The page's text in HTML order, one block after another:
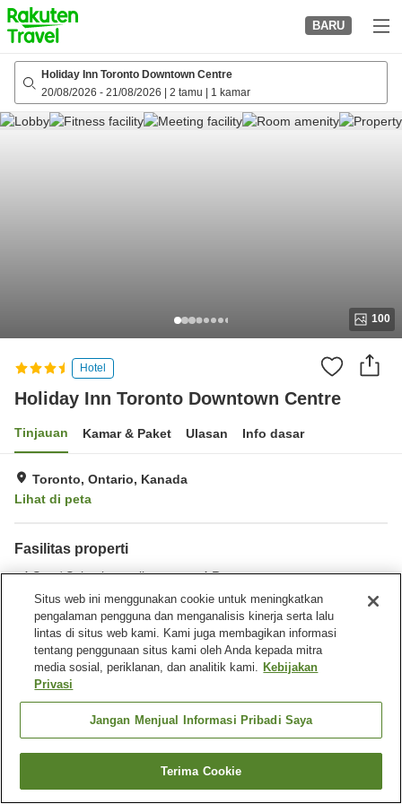
to
top
page
BARU
Holiday Inn Toronto Downtown Centre
20/08/2026 - 21/08/2026 2 tamu 1 kamar
100
Hotel
Holiday Inn Toronto Downtown Centre
Tinjauan Kamar & Paket Ulasan Info dasar
Toronto, Ontario, Kanada
Lihat di peta
Fasilitas properti
Spa / Salon kecantikan
Restoran
Bar
Benar-benar bebas rokok
Beranda Kanada Ontario
Toronto
Holiday Inn Toronto Downtown Centre
Cari kamar
Situs web ini menggunakan cookie untuk meningkatkan
pengalaman pengguna dan menganalisis kinerja serta lalu
lintas di situs web kami. Kami juga membagikan informasi
tentang penggunaan situs kami oleh Anda kepada mitra
media sosial, periklanan, dan analitik kami. Kebijakan
Privasi
Jangan Menjual Informasi Pribadi Saya
Terima Cookie